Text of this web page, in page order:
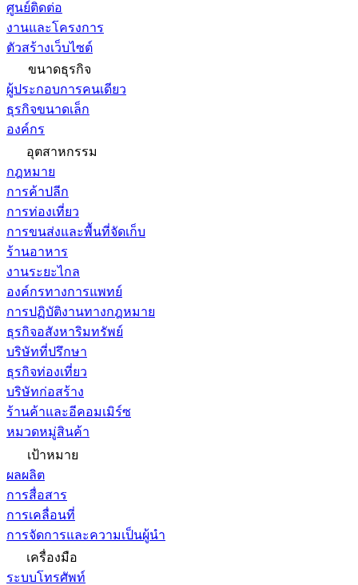
ศูนย์ติดต่อ
งานและโครงการ
ตัวสร้างเว็บไซต์
ขนาดธุรกิจ
ผู้ประกอบการคนเดียว
ธุรกิจขนาดเล็ก
องค์กร
อุตสาหกรรม
กฎหมาย
การค้าปลีก
การท่องเที่ยว
การขนส่งและพื้นที่จัดเก็บ
ร้านอาหาร
งานระยะไกล
องค์กรทางการแพทย์
การปฏิบัติงานทางกฎหมาย
ธุรกิจอสังหาริมทรัพย์
บริษัทที่ปรึกษา
ธุรกิจท่องเที่ยว
บริษัทก่อสร้าง
ร้านค้าและอีคอมเมิร์ซ
หมวดหมู่สินค้า
เป้าหมาย
ผลผลิต
การสื่อสาร
การเคลื่อนที่
การจัดการและความเป็นผู้นำ
เครื่องมือ
ระบบโทรศัพท์